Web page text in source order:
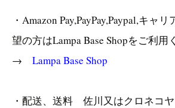
・Amazon Pay,PayPay,Paypal,キャ
望の方はLampa Base Shopをご利用
→ Lampa Base Shop
・配送、送料 佐川又はクロネコヤ